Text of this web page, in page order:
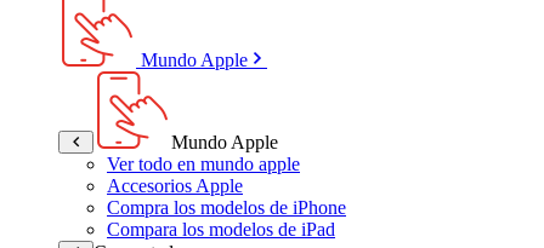
Mundo Apple
Mundo Apple
Ver todo en mundo apple
Accesorios Apple
Compra los modelos de iPhone
Compara los modelos de iPad